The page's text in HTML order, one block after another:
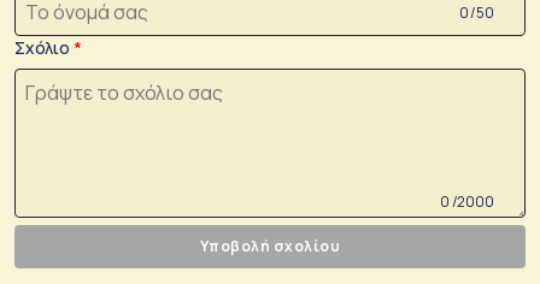
0 /50
Σχόλιο
0 /2000
Υποβολή σχολίου